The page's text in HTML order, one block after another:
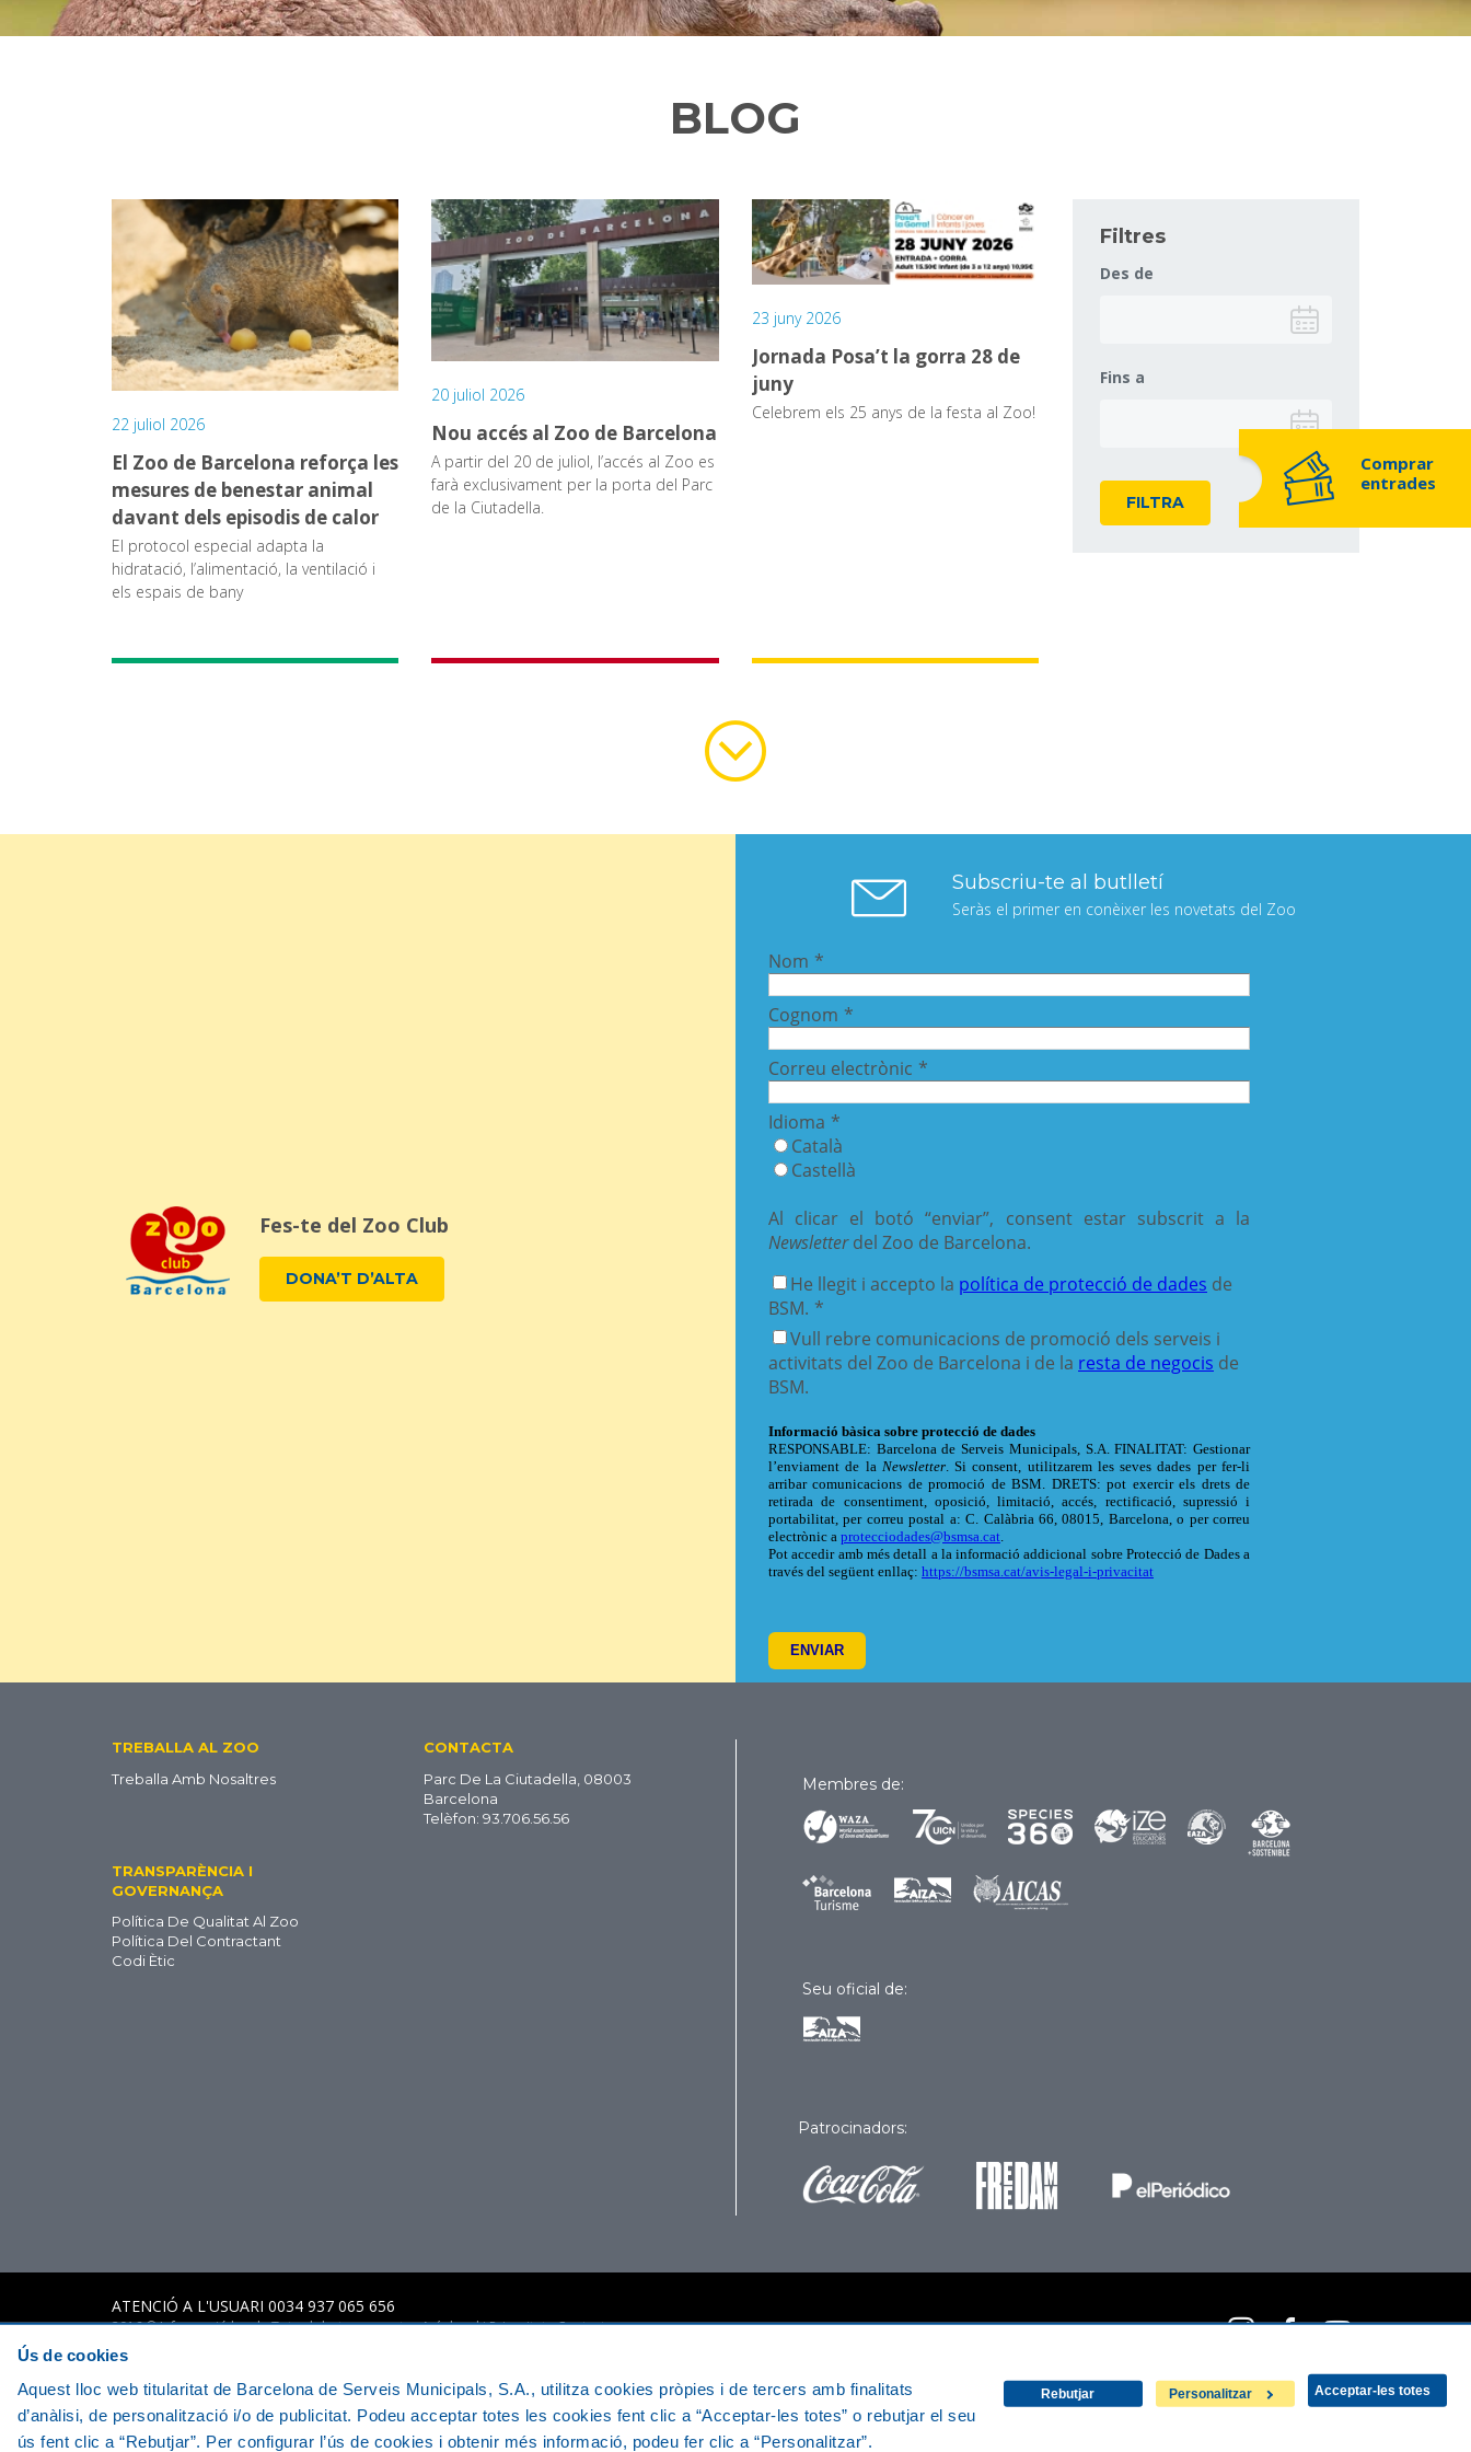
Ús de cookies
Aquest lloc web titularitat de Barcelona de Serveis Municipals, S.A., utilitza cookies pròpies i de tercers amb finalitats
d’anàlisi, de personalització i/o de publicitat. Podeu acceptar totes les cookies fent clic a “Acceptar-les totes” o rebutjar el seu
ús fent clic a “Rebutjar”. Per configurar l’ús de cookies i obtenir més informació, podeu fer clic a “Personalitzar”.
Acceptar-les totes
Personalitzar
Rebutjar
Comprar
entrades
BLOG
Filtres
Des de
Fins a
FILTRA
22 juliol 2026
El Zoo de Barcelona reforça les
mesures de benestar animal
davant dels episodis de calor
El protocol especial adapta la
hidratació, l’alimentació, la ventilació i
els espais de bany
20 juliol 2026
Nou accés al Zoo de Barcelona
A partir del 20 de juliol, l’accés al Zoo es
farà exclusivament per la porta del Parc
de la Ciutadella.
23 juny 2026
Jornada Posa’t la gorra 28 de
juny
Celebrem els 25 anys de la festa al Zoo!
More
Fes-te del Zoo Club
DONA’T D’ALTA
Subscriu-te al butlletí
Seràs el primer en conèixer les novetats del Zoo
Footer
CA
TREBALLA AL ZOO
Treballa Amb Nosaltres
TRANSPARÈNCIA I
GOVERNANÇA
Política De Qualitat Al Zoo
Política Del Contractant
Codi Ètic
CONTACTA
Parc De La Ciutadella, 08003
Barcelona
Telèfon: 93.706.56.56
Membres de:
Seu oficial de:
Patrocinadors:
ATENCIÓ A L'USUARI 0034 937 065 656
2016 © Informació legal - Tots el drets reservats -Avís legal i Privacitat-Contacte
Social
Menu
InstagramFacebookYoutube